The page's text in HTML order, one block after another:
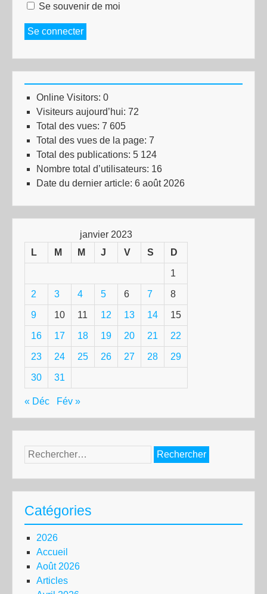
Se souvenir de moi
Se connecter
Online Visitors: 0
Visiteurs aujourd’hui: 72
Total des vues: 7 605
Total des vues de la page: 7
Total des publications: 5 124
Nombre total d’utilisateurs: 16
Date du dernier article: 6 août 2026
janvier 2023
L
M M J V S D
1
2 3 4 5 6 7 8
9 10 11 12 13 14 15
16 17 18 19 20 21 22
23 24 25 26 27 28 29
30 31
« Déc Fév »
Rechercher :
Catégories
2026
Accueil
Août 2026
Articles